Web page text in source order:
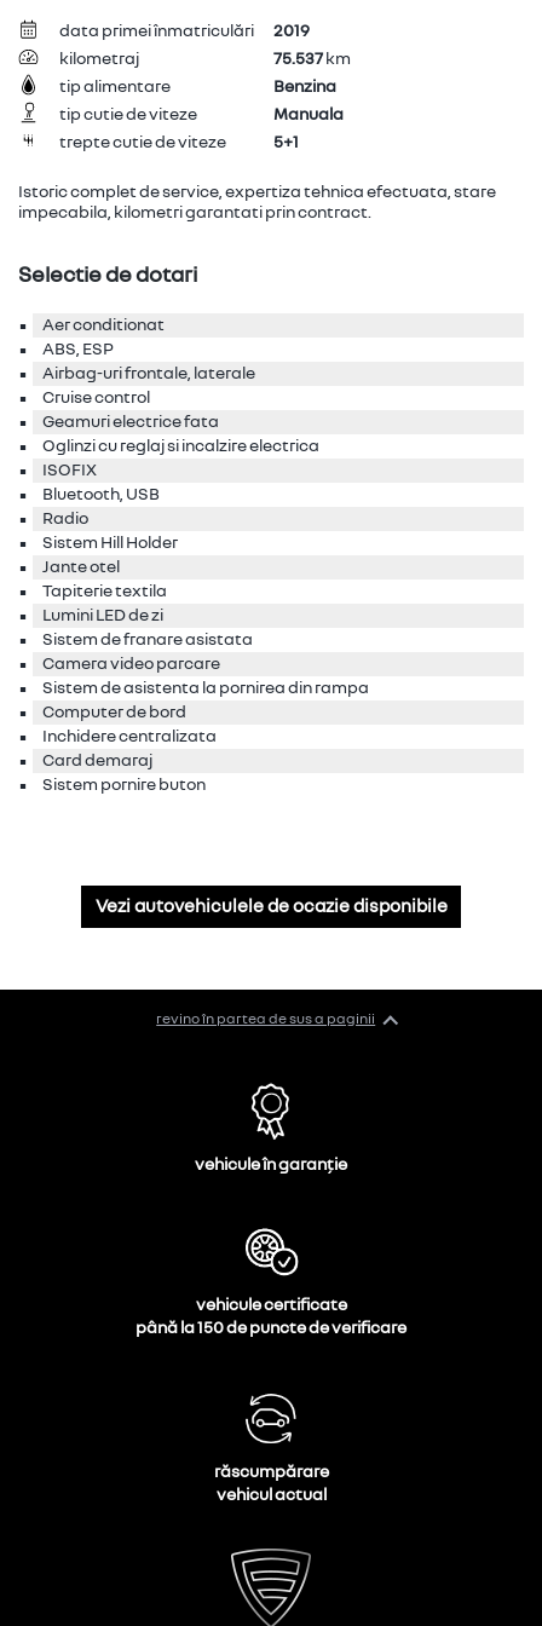
data primei înmatriculări
2019
kilometraj
75.537 km
tip alimentare
Benzina
tip cutie de viteze
Manuala
trepte cutie de viteze
5+1
Istoric complet de service, expertiza tehnica efectuata, stare
impecabila, kilometri garantati prin contract.
Selectie de dotari
Aer conditionat
ABS, ESP
Airbag-uri frontale, laterale
Cruise control
Geamuri electrice fata
Oglinzi cu reglaj si incalzire electrica
ISOFIX
Bluetooth, USB
Radio
Sistem Hill Holder
Jante otel
Tapiterie textila
Lumini LED de zi
Sistem de franare asistata
Camera video parcare
Sistem de asistenta la pornirea din rampa
Computer de bord
Inchidere centralizata
Card demaraj
Sistem pornire buton
Vezi autovehiculele de ocazie disponibile
revino în partea de sus a paginii
vehicule în garanție
vehicule certificate
până la 150 de puncte de verificare
răscumpărare
vehicul actual